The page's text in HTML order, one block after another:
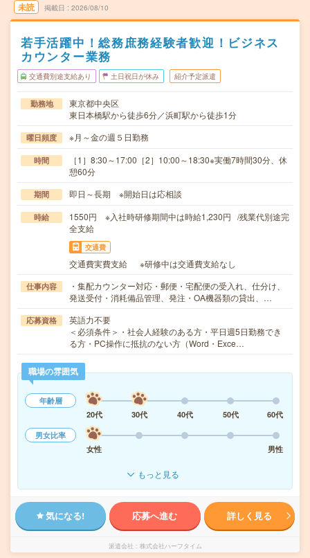
未読 掲載日 2026/08/10
若手活躍中！総務庶務経験者歓迎！ビジネス
カウンター業務
交通費別途支給あり 土日祝日が休み 紹介予定派遣
勤務地
東京都中央区
東日本橋駅から徒歩6分／浜町駅から徒歩1分
曜日頻度 ※月～金の週５日勤務
時間
［1］8:30～17:00［2］10:00～18:30※実働7時間30分、休
憩60分
期間 即日～長期 ※開始日は応相談
時給
1550円 ※入社時研修期間中は時給1,230円 /残業代別途完
全支給
交通費
交通費実費支給 ※研修中は交通費支給なし
仕事内容
・集配カウンター対応・郵便・宅配便の受入れ、仕分け、
発送受付・消耗備品管理、発注・OA機器類の貸出、…
応募資格
英語力不要
＜必須条件＞・社会人経験のある方・平日週5日勤務でき
る方・PC操作に抵抗のない方（Word・Exce…
職場の雰囲気
年齢層
20代
30代 40代 50代
60代
男女比率
女性
男性
もっと見る
気になる! 応募へ進む 詳しく見る
派遣会社 株式会社ハーフタイム